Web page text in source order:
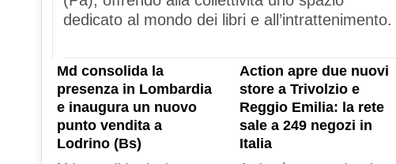
dedicato al mondo dei libri e all’intrattenimento.
Md consolida la
presenza in Lombardia
e inaugura un nuovo
punto vendita a
Lodrino (Bs)
Action apre due nuovi
store a Trivolzio e
Reggio Emilia: la rete
sale a 249 negozi in
Italia